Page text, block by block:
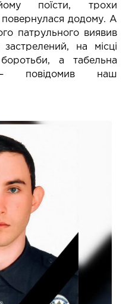
поїсти, трохи
повернулася додому. А
патрульного виявив
на місці
а табельна
повідомив наш